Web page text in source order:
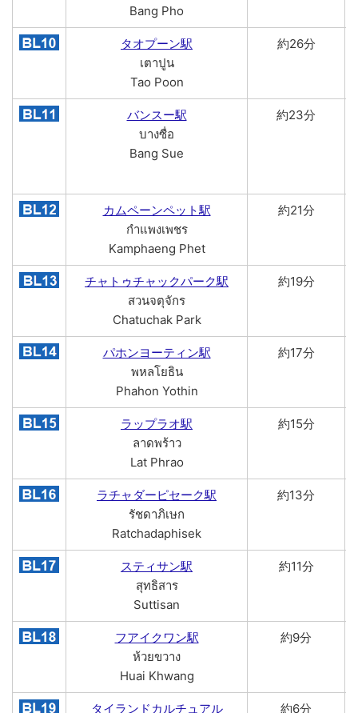
Bang Pho
タオプーン駅
เตาปูน
Tao Poon
約26分
バンスー駅
บางซื่อ
Bang Sue
約23分
カムペーンペット駅
กำแพงเพชร
Kamphaeng Phet
約21分
チャトゥチャックパーク駅
สวนจตุจักร
Chatuchak Park
約19分
パホンヨーティン駅
พหลโยธิน
Phahon Yothin
約17分
ラップラオ駅
ลาดพร้าว
Lat Phrao
約15分
ラチャダーピセーク駅
รัชดาภิเษก
Ratchadaphisek
約13分
スティサン駅
สุทธิสาร
Suttisan
約11分
フアイクワン駅
ห้วยขวาง
Huai Khwang
約9分
タイランドカルチュアル 約6分